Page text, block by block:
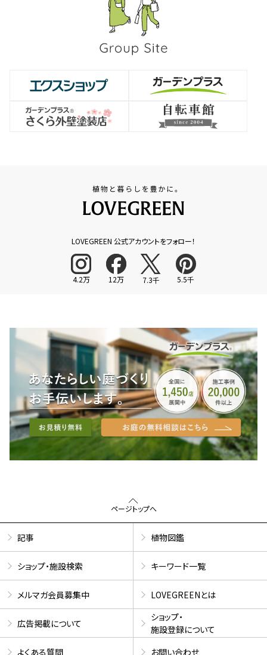
LOVEGREEN 公式アカウントをフォロー！
4.2万 12万 7.3千 5.5千
ページトップへ
記事 植物図鑑
ショップ・施設検索 キーワード一覧
メルマガ会員募集中 LOVEGREENとは
広告掲載について
ショップ・
施設登録について
よくある質問
お問い合わせ